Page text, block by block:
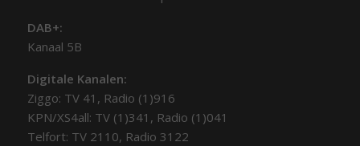
DAB+:
Kanaal 5B
Digitale Kanalen:
Ziggo: TV 41, Radio (1)916
KPN/XS4all: TV (1)341, Radio (1)041
Telfort: TV 2110, Radio 3122